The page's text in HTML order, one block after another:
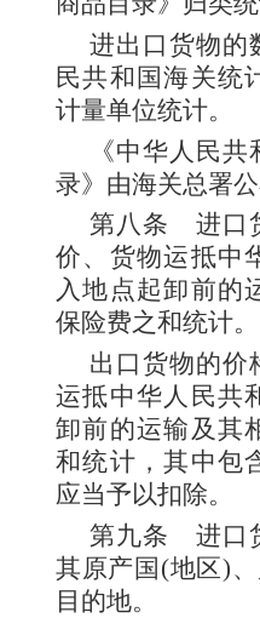
进出口货物的
民共和国海关统
计量单位统计。
《中华人民
录》由海关总署公
第八条 进口
价、货物运抵中
入地点起卸前的
保险费之和统计。
出口货物的价
运抵中华人民共
卸前的运输及其
和统计，其中包
应当予以扣除。
第九条 进口
其原产国(地区)
目的地。